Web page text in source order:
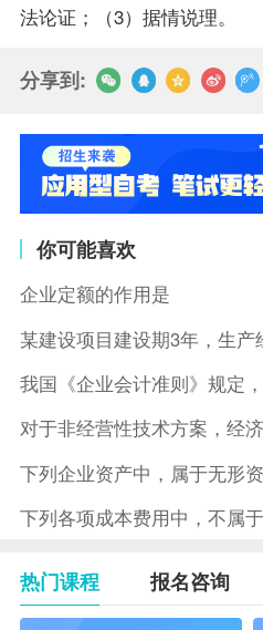
法论证；（3）据情说理。
分享到:
你可能喜欢
企业定额的作用是
下列企业资产中，属于无
下列各项成本费用中，不属
热门课程 报名咨询